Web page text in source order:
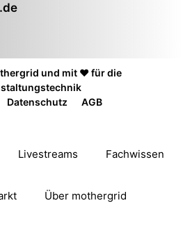
und mit ❤️ für die
Datenschutz AGB
Livestreams Fachwissen
Über mothergrid